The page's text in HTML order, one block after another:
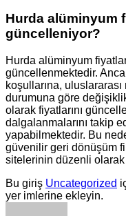
Hurda alüminyum
güncelleniyor?
Hurda alüminyum
güncellenmektedir.
koşullarına,
durumuna göre
olarak fiyatlarını
dalgalanmalarını takip
yapabilmektedir. Bu
güvenilir geri dönüşüm
sitelerinin düzenli
Bu giriş Uncategorized
yer imlerine ekleyin.